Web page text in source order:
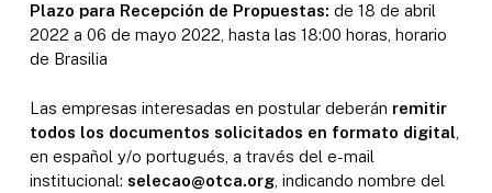
Plazo para Recepción de Propuestas: de 18 de abril
2022 a 06 de mayo 2022, hasta las 18:00 horas, horario
de Brasilia
Las empresas interesadas en postular deberán remitir
todos los documentos solicitados en formato digital
en español y/o portugués, a través del e-mail
institucional: selecao@otca.org, indicando nombre del